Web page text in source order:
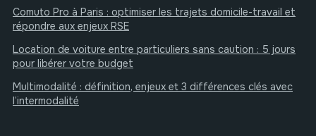
Comuto Pro à Paris : optimiser les trajets domicile-travail et
répondre aux enjeux RSE
Location de voiture entre particuliers sans caution : 5 jours
pour libérer votre budget
Multimodalité : définition, enjeux et 3 différences clés avec
l’intermodalité